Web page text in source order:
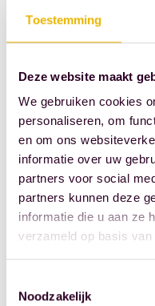
Toestemming
Deze website maakt
We gebruiken cookies
personaliseren, om
en om ons
informatie over uw
partners voor social
partners kunnen deze
informatie die u aan ze
verzameld op basis
Noodzakelijk
hanteren
daarbij
menselijke
maat.
Laten
ons
niet
leiden
door
maar
tonen